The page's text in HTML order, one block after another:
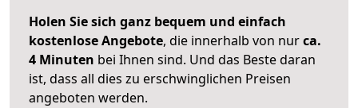
Holen Sie sich ganz bequem und einfach
kostenlose Angebote, die innerhalb von nurca.
4 Minuten bei Ihnen sind. Und das Beste daran
ist, dass all dies zu erschwinglichen Preisen
angeboten werden.